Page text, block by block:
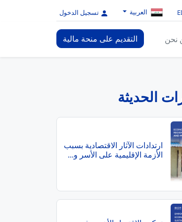
العربية تسجيل الدخول
نحن التقديم على منحة مالية
الحديثة
ارتدادات الآثار الاقتصادية بسبب
الأزمة الإقليمية على الأسر و...